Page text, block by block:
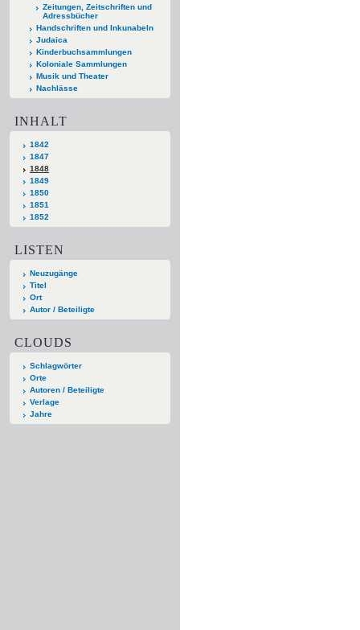
Zeitungen, Zeitschriften und
Adressbücher
Handschriften und Inkunabeln
Judaica
Kinderbuchsammlungen
Koloniale Sammlungen
Musik und Theater
Nachlässe
INHALT
1842
1847
1848
1849
1850
1851
1852
LISTEN
Neuzugänge
Titel
Ort
Autor / Beteiligte
CLOUDS
Schlagwörter
Orte
Autoren / Beteiligte
Verlage
Jahre